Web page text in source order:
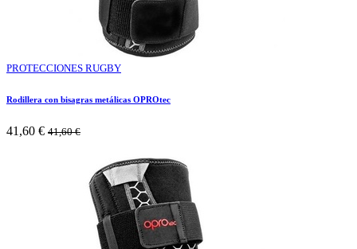
PROTECCIONES RUGBY
Rodillera con bisagras metálicas OPROtec
41,60 € 41,60€